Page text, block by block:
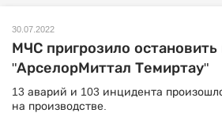
30.07.2022
МЧС пригрозило остановить
"АрселорМиттал Темиртау"
13 аварий и 103 инцидента
на производстве.